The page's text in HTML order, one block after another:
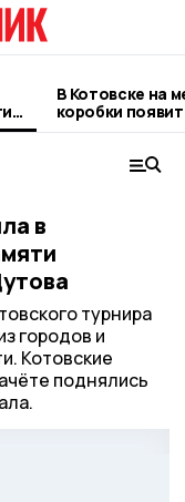
В Котовске на
коробки
спортивный
в
турнира
городов и
Котовские
поднялись